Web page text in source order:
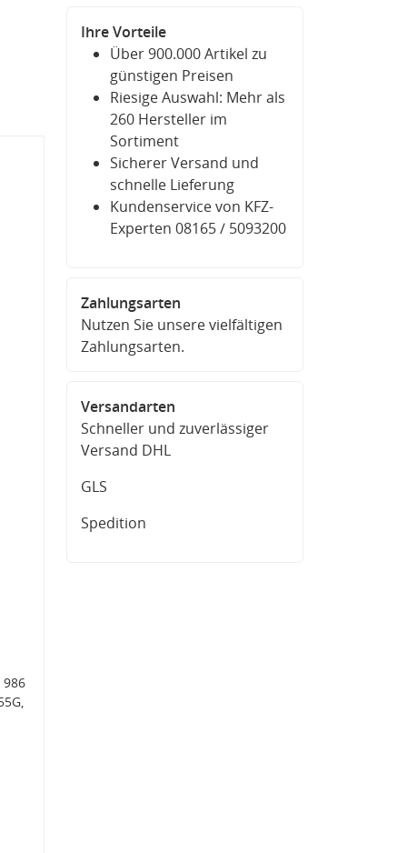
986
Ihre Vorteile
Über 900.000 Artikel zu
günstigen Preisen
Riesige Auswahl: Mehr als
260 Hersteller im
Sortiment
Sicherer Versand und
schnelle Lieferung
Kundenservice von KFZ-
Experten 08165 / 5093200
Zahlungsarten
Nutzen Sie unsere vielfältigen
Zahlungsarten.
Versandarten
Schneller und zuverlässiger
Versand DHL
GLS
Spedition